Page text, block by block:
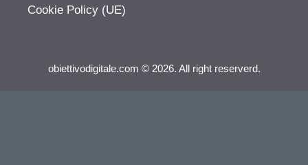
Cookie Policy (UE)
obiettivodigitale.com © 2026. All right reserverd.